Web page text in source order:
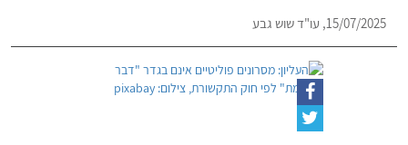
15/07/2025, עו"ד שוש גבע